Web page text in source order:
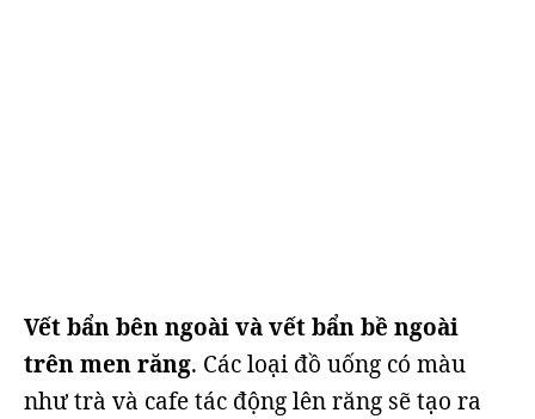
Vết bẩn bên ngoài và vết bẩn bề ngoài
trên men răng. Các loại đồ uống có màu
như trà và cafe tác động lên răng sẽ tạo ra